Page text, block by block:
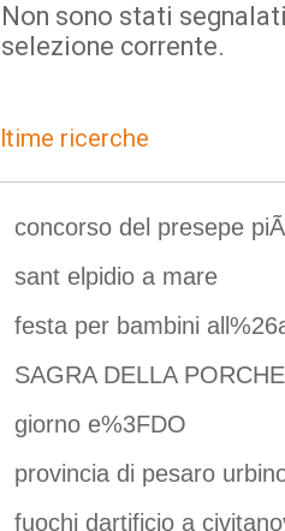
Non sono stati
selezione corrente.
ricerche
concorso del presepe
sant elpidio a mare
festa per bambini
SAGRA DELLA
giorno e%3FDO
provincia di pesaro
fuochi dartificio a